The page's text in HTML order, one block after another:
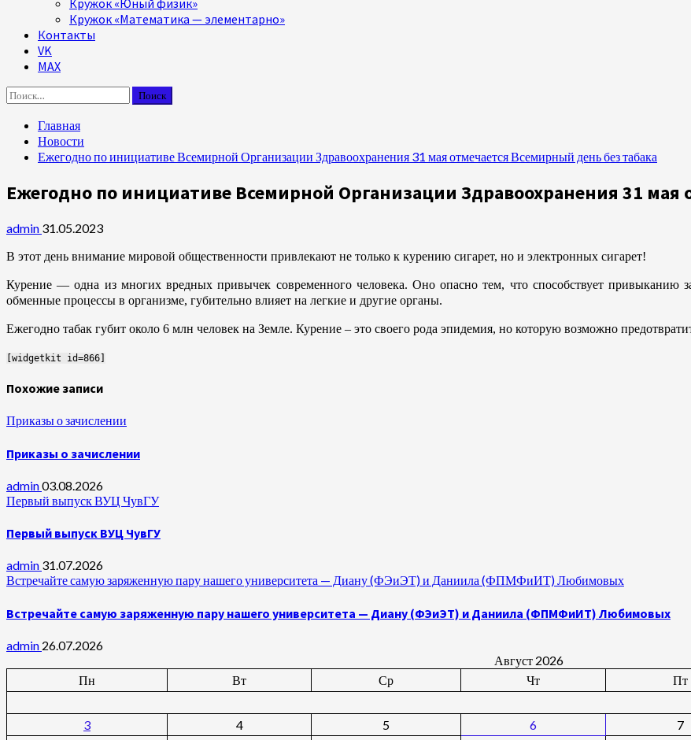
Кружок «Юный физик»
Кружок «Математика — элементарно»
Контакты
VK
MAX
Найти:
Главная
Новости
Ежегодно по инициативе Всемирной Организации Здравоохранения 31 мая отмечается Всемирный день без табака
Ежегодно по инициативе Всемирной Организации Здравоохранения 31 мая
admin 31.05.2023
В этот день внимание мировой общественности привлекают не только к курению сигарет, но и электронных сигарет!
Курение — одна из многих вредных привычек современного человека. Оно опасно тем, что способствует привыканию
обменные процессы в организме, губительно влияет на легкие и другие органы.
Ежегодно табак губит около 6 млн человек на Земле. Курение – это своего рода эпидемия, но которую возможно
[widgetkit id=866]
Похожие записи
Приказы о зачислении
Приказы о зачислении
admin03.08.2026
Первый выпуск ВУЦ ЧувГУ
Первый выпуск ВУЦ ЧувГУ
admin 31.07.2026
Встречайте самую заряженную пару нашего университета — Диану (ФЭиЭТ) и Даниила (ФПМФиИТ) Любимовых
Встречайте самую заряженную пару нашего университета — Диану (ФЭиЭТ) и Даниила (ФПМФиИТ) Любимовых
admin 26.07.2026
Август 2026
Пн
Вт Ср Чт Пт
3
4 5 6 7